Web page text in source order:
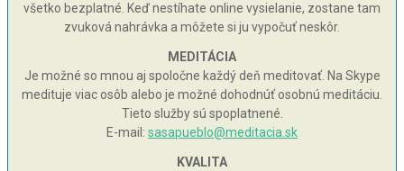
všetko bezplatné. Keď nestíhate online vysielanie, zostane tam
zvuková nahrávka a môžete si ju vypočuť neskôr.
MEDITÁCIA
Je možné so mnou aj spoločne každý deň meditovať. Na Skype
medituje viac osôb alebo je možné dohodnúť osobnú meditáciu.
Tieto služby sú spoplatnené.
E-mail: sasapueblo@meditacia.sk
KVALITA